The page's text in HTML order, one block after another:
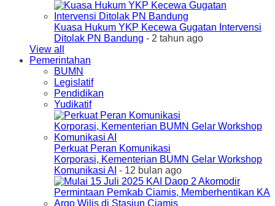
Kuasa Hukum YKP Kecewa Gugatan Intervensi
Ditolak PN Bandung - 2 tahun ago
View all
Pemerintahan
BUMN
Legislatif
Pendidikan
Yudikatif
Perkuat Peran Komunikasi
Korporasi, Kementerian BUMN Gelar Workshop
Komunikasi AI - 12 bulan ago